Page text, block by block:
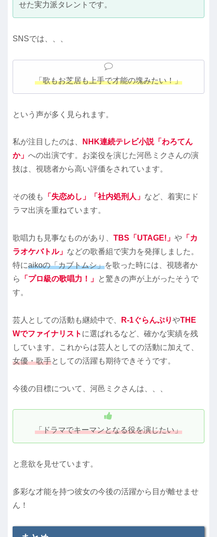
せた実力派タレントです。
SNSでは、、、
「歌もお芝居も上手で才能の塊みたい！」
という声が多く見られます。
私が注目したのは、
NHK連続テレビ小説「わろてん
か」 への出演です。お楽役を演じた河邑ミクさんの演
技は、視聴者から高い評価をされています。
その後も 「失恋めし」「社内処刑人」 など、着実にド
ラマ出演を重ねています。
歌唱力も見事なものがあり、 TBS「UTAGE!」 や 「カ
ラオケバトル」 などの歌番組で実力を発揮しました。
特にaikoの「カブトムシ」を歌った時には、視聴者か
ら
「プロ級の歌唱力！」 と驚きの声が上がったそうで
す。
芸人としての活動も継続中で、 R-1ぐらんぷりやTHE
Wでファイナリスト に選ばれるなど、確かな実績を残
しています。これからは芸人としての活動に加えて、
女優・歌手としての活躍も期待できそうです。
今後の目標について、河邑ミクさんは、、、
「ドラマでキーマンとなる役を演じたい」
と意欲を見せています。
多彩な才能を持つ彼女の今後の活躍から目が離せませ
ん！